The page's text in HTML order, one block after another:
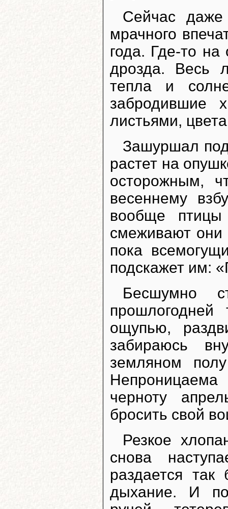
Сейчас даже
мрачного
года. Где-то
дрозда. Весь
тепла и
забродившие
листьями,
Зашуршал под
растет на
осторожным,
весеннему
вообще птицы
смеживают они
пока
подскажет им:
Бесшумно
ощупью,
забираюсь
земляном
Непроницаема
черноту
бросить свой
Резкое
снова
раздается
дыхание. И